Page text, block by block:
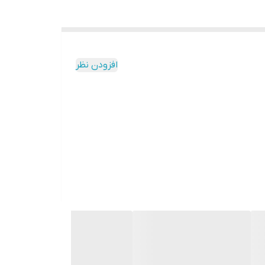
افزودن نظر